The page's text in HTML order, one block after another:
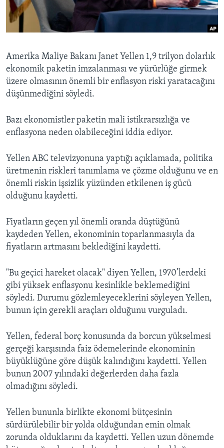
HAYATTAN
SANAT
BIZI TAKIP EDIN
Diller
Amerika Maliye Bakanı Janet Yellen 1,9 trilyon dolarlık
ekonomik paketin imzalanması ve yürürlüğe girmek
üzere olmasının önemli bir enflasyon riski yaratacağını
düşünmediğini söyledi.
Bazı ekonomistler paketin mali istikrarsızlığa ve
enflasyona neden olabileceğini iddia ediyor.
Yellen ABC televizyonuna yaptığı açıklamada, politika
üretmenin riskleri tanımlama ve çözme olduğunu ve en
önemli riskin işsizlik yüzünden etkilenen iş gücü
olduğunu kaydetti.
Fiyatların geçen yıl önemli oranda düştüğünü
kaydeden Yellen, ekonominin toparlanmasıyla da
fiyatların artmasını beklediğini kaydetti.
"Bu geçici hareket olacak" diyen Yellen, 1970’lerdeki
gibi yüksek enflasyonu kesinlikle beklemediğini
söyledi. Durumu gözlemleyeceklerini söyleyen Yellen,
bunun için gerekli araçları olduğunu vurguladı.
Yellen, federal borç konusunda da borcun yükselmesi
gerçeği karşısında faiz ödemelerinde ekonominin
büyüklüğüne göre düşük kalındığını kaydetti. Yellen
bunun 2007 yılındaki değerlerden daha fazla
olmadığını söyledi.
Yellen bununla birlikte ekonomi bütçesinin
sürdürülebilir bir yolda olduğundan emin olmak
zorunda olduklarını da kaydetti. Yellen uzun dönemde